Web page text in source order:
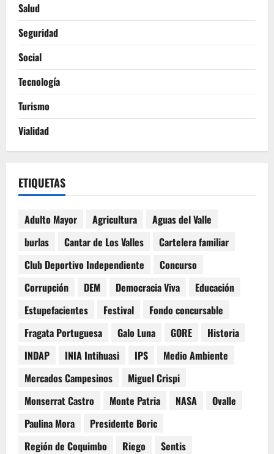
Salud
Seguridad
Social
Tecnología
Turismo
Vialidad
ETIQUETAS
Adulto Mayor Agricultura
Aguas del Valle
burlas
Cantar de Los Valles
Cartelera familiar
Club Deportivo Independiente
Concurso
Corrupción
DEM Democracia Viva
Educación
Estupefacientes
Festival
Fondo concursable
Fragata Portuguesa
Galo Luna GORE
Historia
INDAP
INIA Intihuasi IPS
Medio Ambiente
Mercados Campesinos
Miguel Crispi
Monserrat Castro
Monte Patria NASA
Ovalle
Paulina Mora
Presidente Boric
Región de Coquimbo
Riego Sentis